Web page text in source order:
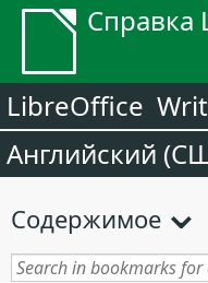
Справка
LibreOffice
Английский
Содержимое